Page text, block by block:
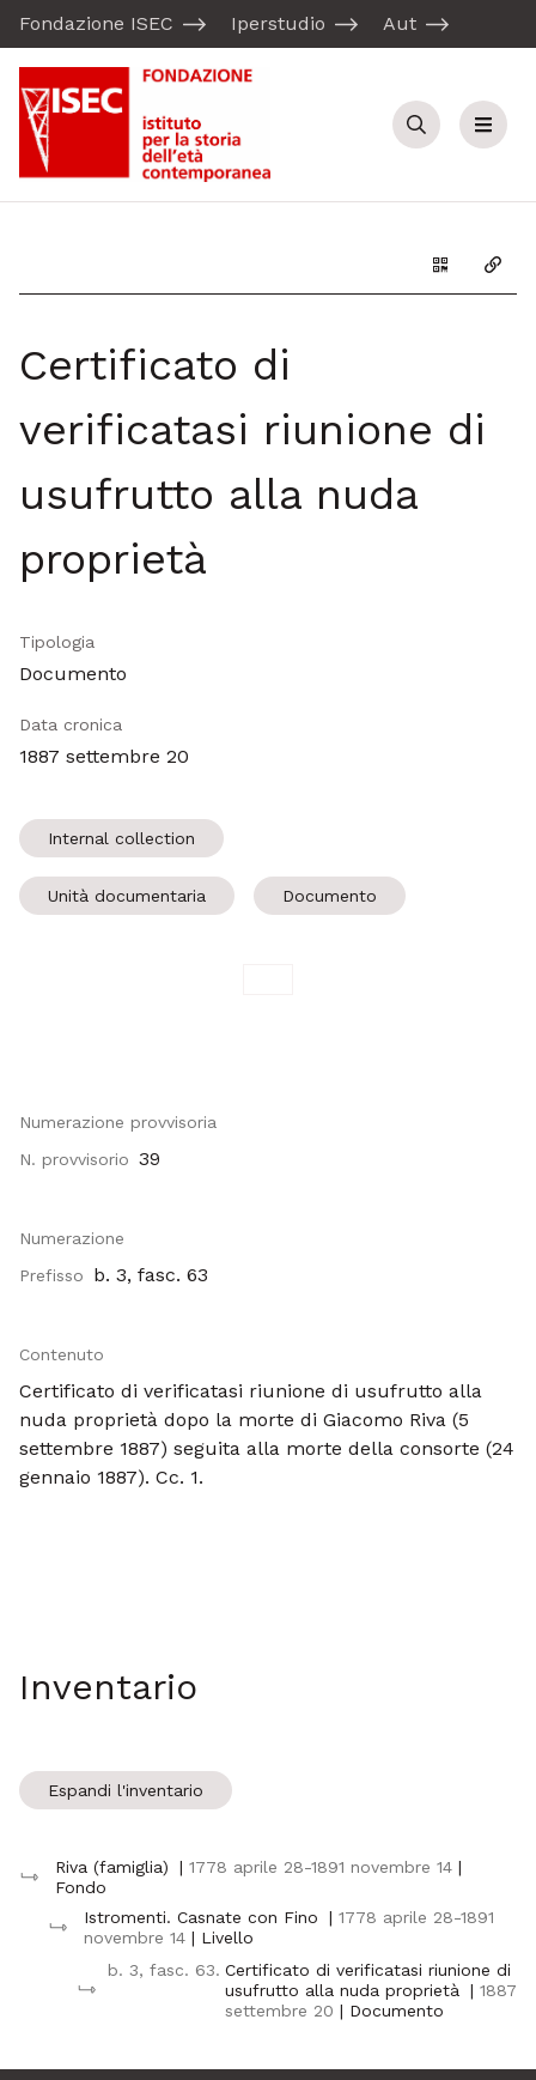
Fondazione ISEC Iperstudio Aut
Cerca Menu
Genera il
Certificato di
verificatasi riunione di
usufrutto alla nuda
proprietà
Tipologia
Documento
Data cronica
1887 settembre 20
Internal collection
Unità documentaria Documento
Numerazione provvisoria
N. provvisorio 39
Numerazione
Prefisso
b. 3, fasc. 63
Contenuto
Certificato di verificatasi riunione di usufrutto alla
nuda proprietà dopo la morte di Giacomo Riva (5
settembre 1887) seguita alla morte della consorte (24
gennaio 1887). Cc. 1.
Inventario
Espandi l'inventario
Riva (famiglia) | 1778 aprile 28-1891 novembre 14 |
Fondo
Istromenti. Casnate con Fino
| 1778 aprile 28-1891
novembre 14 | Livello
b. 3, fasc. 63. Certificato di verificatasi riunione di
usufrutto alla nuda proprietà
| 1887
settembre 20 | Documento